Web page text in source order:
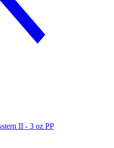
II - 3 oz PP